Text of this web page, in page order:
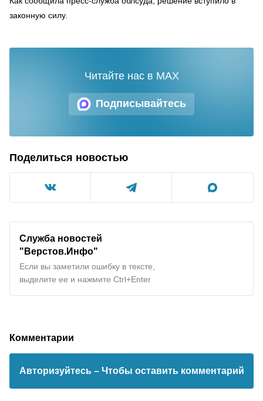
законную силу.
Подписывайтесь
Читайте нас в MAX
Поделиться новостью
Служба новостей
"Верстов.Инфо"
Если вы заметили ошибку в тексте,
выделите ее и нажмите Ctrl+Enter
Комментарии
Авторизуйтесь – Чтобы оставить комментарий